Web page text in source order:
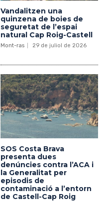
Vandalitzen una
quinzena de boies de
seguretat de l’espai
natural Cap Roig-Castell
Mont-ras 29 de juliol de 2026
SOS Costa Brava
presenta dues
denúncies contra l’ACA i
la Generalitat per
episodis de
contaminació a l’entorn
de Castell-Cap Roig